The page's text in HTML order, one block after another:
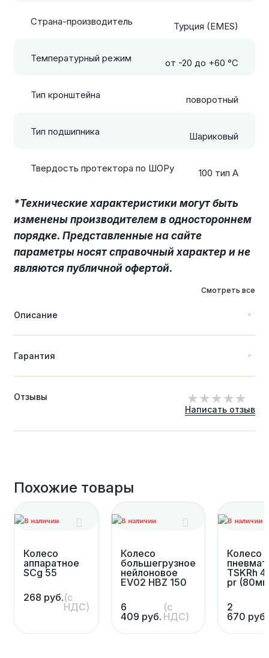
Описание
Страна-производитель Турция (EMES)
Температурный режим от -20 до +60 °С
Тип кронштейна поворотный
Тип подшипника Шариковый
Твердость протектора по ШОРу 100 тип А
*Технические характеристики могут быть
изменены производителем в одностороннем
порядке. Представленные на сайте
параметры носят справочный характер и не
являются публичной офертой.
Смотреть все
Гарантия
Отзывы
Написать отзыв
Похожие товары
Колесо
аппаратное
SCg 55
268 руб.(с
НДС)
Колесо
большегрузное
нейлоновое
EV02 HBZ 150
6
409 руб.
(с
НДС)
Колесо
TSKRh
pr
2
670 руб.